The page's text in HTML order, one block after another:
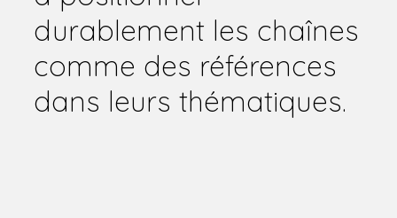
durablement les chaînes
comme des références
dans leurs thématiques.